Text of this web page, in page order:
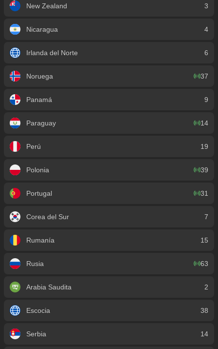
New Zealand 3
Nicaragua 4
Irlanda del Norte 6
Noruega 37
Panamá 9
Paraguay 14
Perú 19
Polonia 39
Portugal 31
Corea del Sur 7
Rumanía 15
Rusia 63
Arabia Saudita 2
Escocia 38
Serbia 14